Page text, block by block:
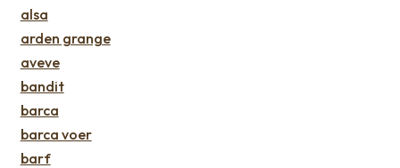
alsa
arden grange
aveve
bandit
barca
barca voer
barf